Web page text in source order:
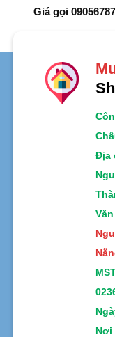
Được
xếp
sao
Giá gọi
Địa
Nơi